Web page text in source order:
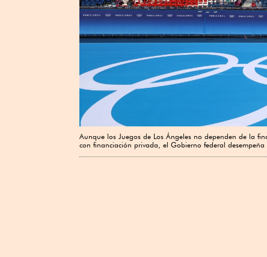
Aunque los Juegos de Los Ángeles no dependen de la
con financiación privada, el Gobierno federal desempeña